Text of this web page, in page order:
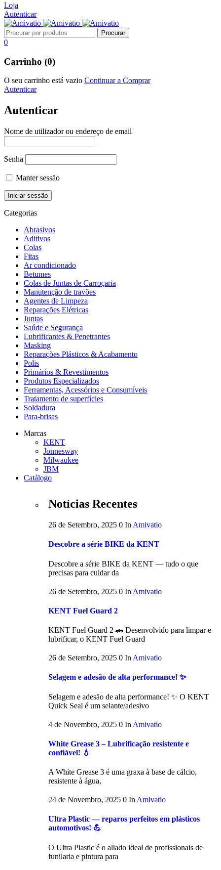
Loja
Autenticar
0
Carrinho (0)
O seu carrinho está vazio Continuar a Comprar
Autenticar
Autenticar
Nome de utilizador ou endereço de email
Senha
Manter sessão
Categorias
Abrasivos
Aditivos
Colas
Fitas
Ar condicionado
Betumes
Colas de Juntas de Carroçaria
Manutenção de travões
Agentes de Limpeza
Reparações Elétricas
Juntas
Saúde e Segurança
Lubrificantes & Penetrantes
Masking
Reparações Plásticos & Acabamento
Polis
Primários & Revestimentos
Produtos Especializados
Ferramentas, Acessórios e Consumíveis
Tratamento de superfícies
Soldadura
Para-brisas
Marcas
KENT
Jonnesway
Milwaukee
JBM
Catálogo
Notícias Recentes
26 de Setembro, 2025 0 In Amivatio
Descobre a série BIKE da KENT
Descobre a série BIKE da KENT — tudo o que
precisas para cuidar da
26 de Setembro, 2025 0 In Amivatio
KENT Fuel Guard 2
KENT Fuel Guard 2 🚗 Desenvolvido para limpar e
lubrificar, o KENT Fuel Guard
26 de Setembro, 2025 0 In Amivatio
Selagem e adesão de alta performance! ✨
Selagem e adesão de alta performance! ✨ O KENT
Quick Seal é um selante/adesivo
4 de Novembro, 2025 0 In Amivatio
White Grease 3 – Lubrificação resistente e
confiável! 💧
A White Grease 3 é uma graxa à base de cálcio,
resistente à água,
24 de Novembro, 2025 0 In Amivatio
Ultra Plastic — reparos perfeitos em plásticos
automotivos! 💪
O Ultra Plastic é o aliado ideal de profissionais de
funilaria e pintura para